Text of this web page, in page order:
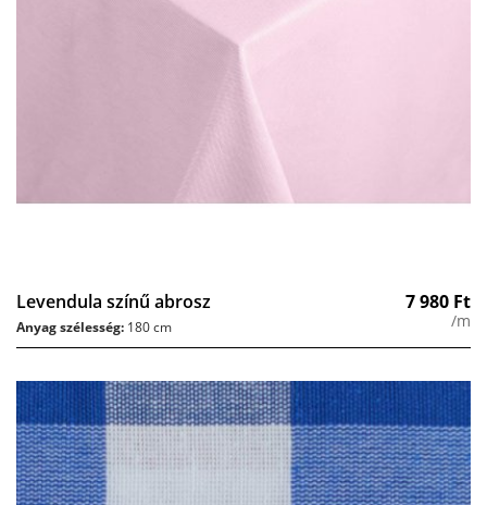
Levendula színű abrosz 7 980 Ft
/m
Anyag szélesség: 180 cm